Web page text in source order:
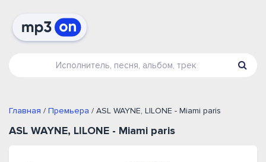
Главная / Премьера / ASL WAYNE, LILONE - Miami paris
ASL WAYNE, LILONE - Miami paris